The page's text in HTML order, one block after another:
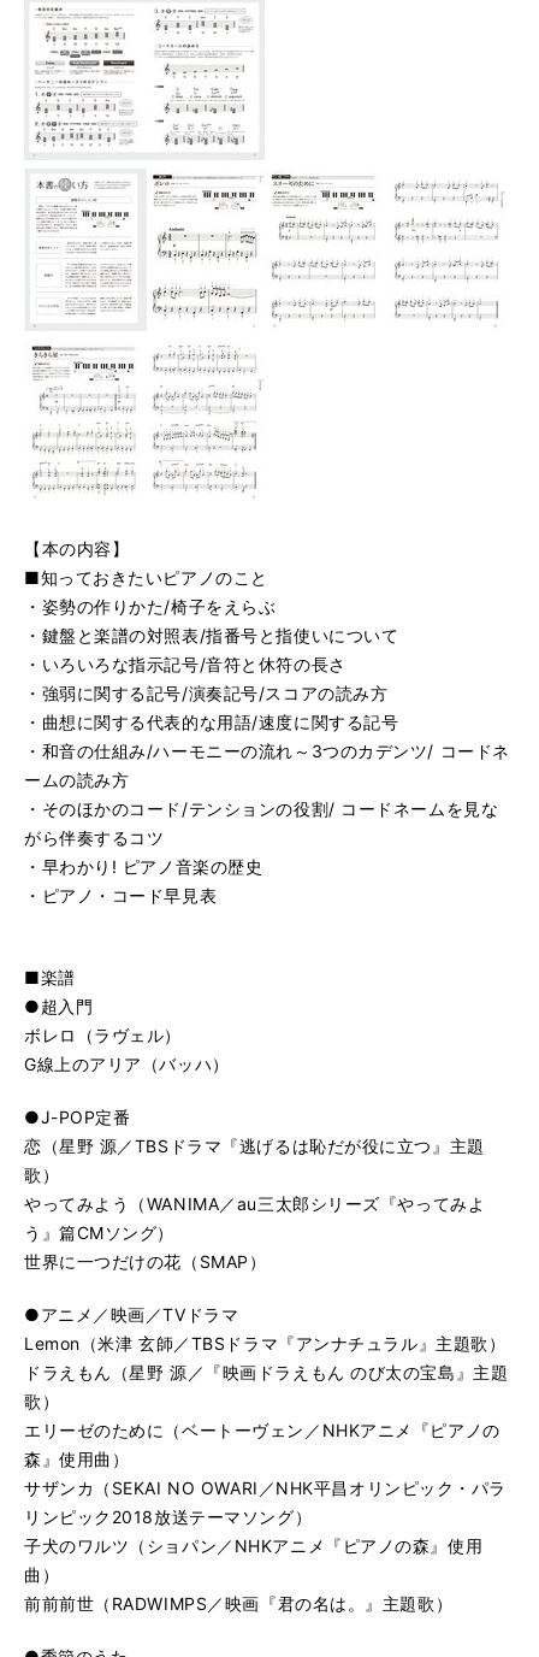
【本の内容】
■知っておきたいピアノのこと
・姿勢の作りかた/椅子をえらぶ
・鍵盤と楽譜の対照表/指番号と指使いについて
・いろいろな指示記号/音符と休符の長さ
・強弱に関する記号/演奏記号/スコアの読み方
・曲想に関する代表的な用語/速度に関する記号
・和音の仕組み/ハーモニーの流れ～3つのカデンツ/ コードネ
ームの読み方
・そのほかのコード/テンションの役割/ コードネームを見な
がら伴奏するコツ
・早わかり! ピアノ音楽の歴史
・ピアノ・コード早見表
■楽譜
●超入門
ボレロ（ラヴェル）
G線上のアリア（バッハ）
●J-POP定番
恋（星野 源／TBSドラマ『逃げるは恥だが役に立つ』主題
歌）
やってみよう（WANIMA／au三太郎シリーズ『やってみよ
う』篇CMソング）
世界に一つだけの花（SMAP）
●アニメ／映画／TVドラマ
Lemon（米津 玄師／TBSドラマ『アンナチュラル』主題歌）
ドラえもん（星野 源／『映画ドラえもん のび太の宝島』主題
歌）
エリーゼのために（ベートーヴェン／NHKアニメ『ピアノの
森』使用曲）
サザンカ（SEKAI NO OWARI／NHK平昌オリンピック・パラ
リンピック2018放送テーマソング）
子犬のワルツ（ショパン／NHKアニメ『ピアノの森』使用
曲）
前前前世（RADWIMPS／映画『君の名は。』主題歌）